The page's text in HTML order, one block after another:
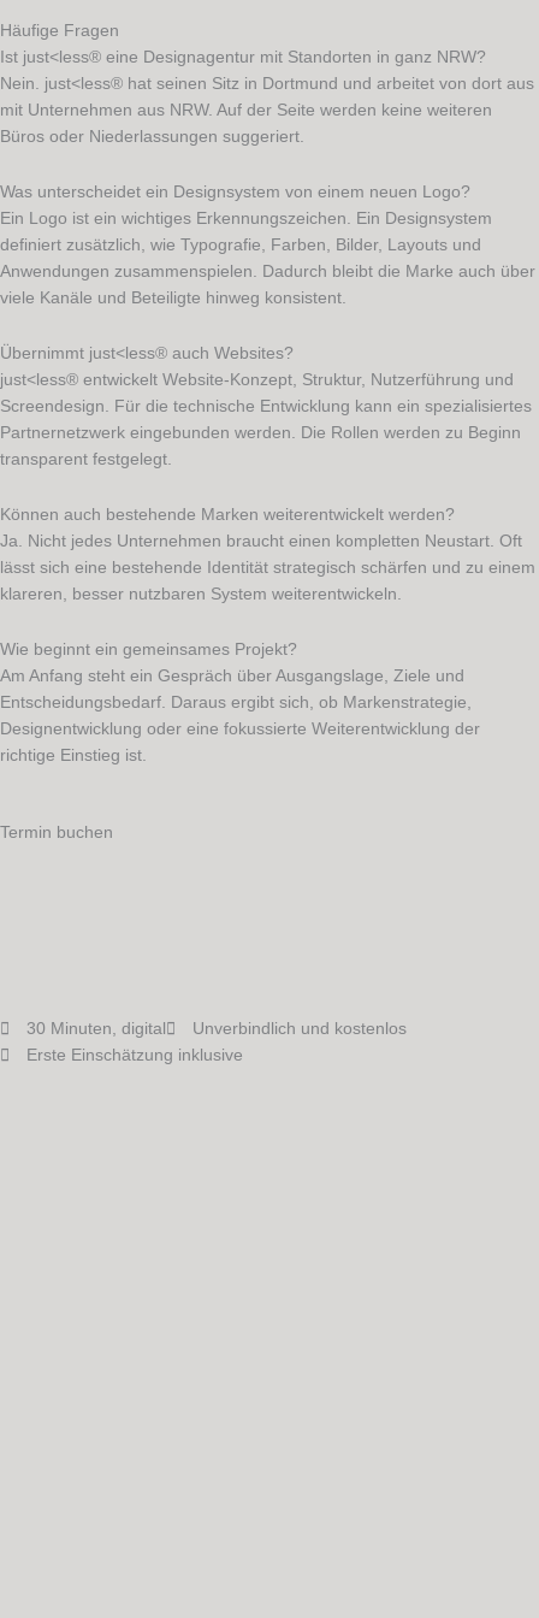
Häufige Fragen
Ist just<less® eine Designagentur mit Standorten in ganz NRW?
Nein. just<less® hat seinen Sitz in Dortmund und arbeitet von dort aus
mit Unternehmen aus NRW. Auf der Seite werden keine weiteren
Büros oder Niederlassungen suggeriert.
Was unterscheidet ein Designsystem von einem neuen Logo?
Ein Logo ist ein wichtiges Erkennungszeichen. Ein Designsystem
definiert zusätzlich, wie Typografie, Farben, Bilder, Layouts und
Anwendungen zusammenspielen. Dadurch bleibt die Marke auch über
viele Kanäle und Beteiligte hinweg konsistent.
Übernimmt just<less® auch Websites?
just<less® entwickelt Website-Konzept, Struktur, Nutzerführung und
Screendesign. Für die technische Entwicklung kann ein spezialisiertes
Partnernetzwerk eingebunden werden. Die Rollen werden zu Beginn
transparent festgelegt.
Können auch bestehende Marken weiterentwickelt werden?
Ja. Nicht jedes Unternehmen braucht einen kompletten Neustart. Oft
lässt sich eine bestehende Identität strategisch schärfen und zu einem
klareren, besser nutzbaren System weiterentwickeln.
Wie beginnt ein gemeinsames Projekt?
Am Anfang steht ein Gespräch über Ausgangslage, Ziele und
Entscheidungsbedarf. Daraus ergibt sich, ob Markenstrategie,
Designentwicklung oder eine fokussierte Weiterentwicklung der
richtige Einstieg ist.
Termin buchen
30 Minuten, digital
Unverbindlich und kostenlos
Erste Einschätzung inklusive